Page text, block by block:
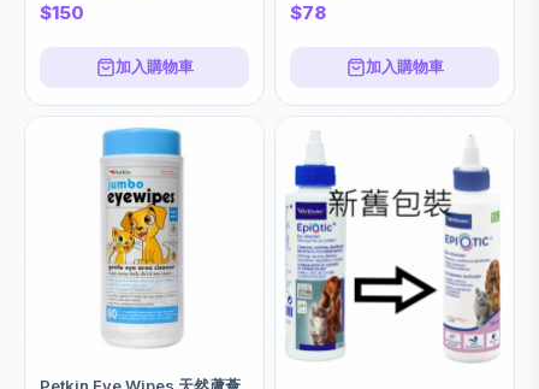
$150
加入購物車
$78
加入購物車